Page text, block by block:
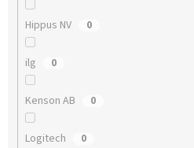
Hippus NV 0
ilg 0
Kenson AB 0
Logitech 0